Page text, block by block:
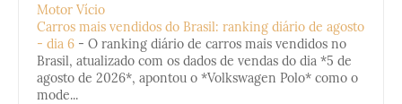
Motor Vício
Carros mais vendidos do Brasil: ranking diário de agosto
- dia 6 - O ranking diário de carros mais vendidos no
Brasil, atualizado com os dados de vendas do dia *5 de
agosto de 2026*, apontou o *Volkswagen Polo* como o
mode...